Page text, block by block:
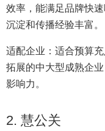
效率，能满足品牌快
沉淀和传播经验丰富。
适配企业：适合预算
拓展的中大型成熟企
影响力。
2. 慧公关